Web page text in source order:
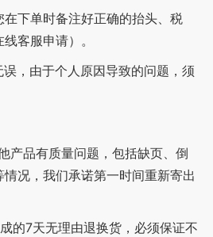
下单时备注好正确的抬头、税
客服申请）。
，由于个人原因导致的问题，须
产品有质量问题，包括缺页、倒
况，我们承诺第一时间重新寄出
的7天无理由退换货，必须保证不